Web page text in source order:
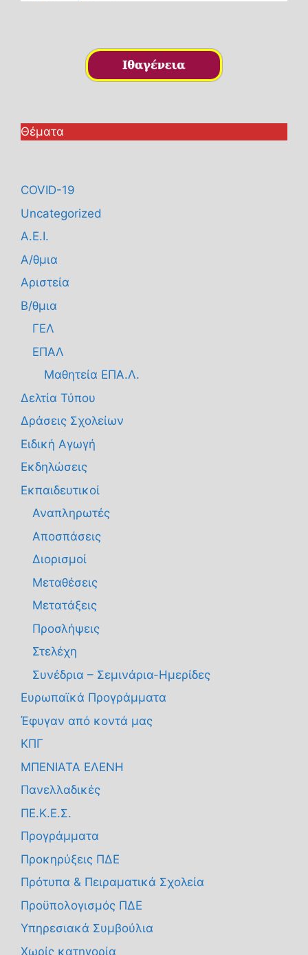
Θέματα
COVID-19
Uncategorized
Α.Ε.Ι.
Α/θμια
Αριστεία
Β/θμια
ΓΕΛ
ΕΠΑΛ
Μαθητεία ΕΠΑ.Λ.
Δελτία Τύπου
Δράσεις Σχολείων
Ειδική Αγωγή
Εκδηλώσεις
Εκπαιδευτικοί
Αναπληρωτές
Αποσπάσεις
Διορισμοί
Μεταθέσεις
Μετατάξεις
Προσλήψεις
Στελέχη
Συνέδρια – Σεμινάρια-Ημερίδες
Ευρωπαϊκά Προγράμματα
Έφυγαν από κοντά μας
ΚΠΓ
ΜΠΕΝΙΑΤΑ ΕΛΕΝΗ
Πανελλαδικές
ΠΕ.Κ.Ε.Σ.
Προγράμματα
Προκηρύξεις ΠΔΕ
Πρότυπα & Πειραματικά Σχολεία
Προϋπολογισμός ΠΔΕ
Υπηρεσιακά Συμβούλια
Χωρίς κατηγορία